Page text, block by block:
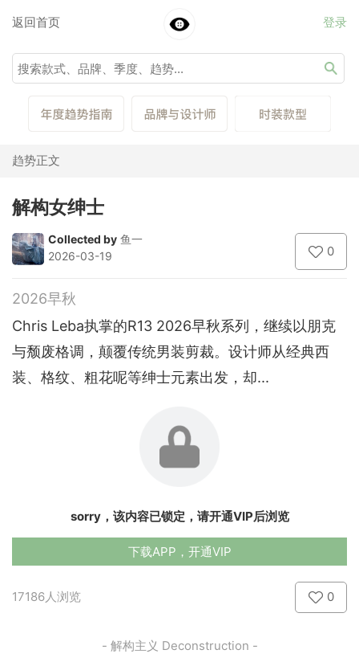
返回首页 登录
趋势正文
解构女绅士
Collected by 鱼一
2026-03-19
0
2026早秋
Chris Leba执掌的R13 2026早秋系列，继续以朋克
与颓废格调，颠覆传统男装剪裁。设计师从经典西
装、格纹、粗花呢等绅士元素出发，却...
sorry，该内容已锁定，请开通VIP后浏览
下载APP，开通VIP
17186人浏览 0
- 解构主义 Deconstruction -